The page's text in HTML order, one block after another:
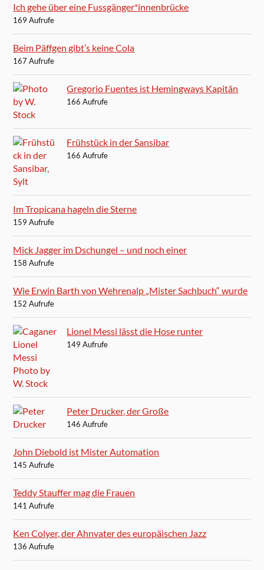
Ich gehe über eine Fussgänger*innenbrücke
169 Aufrufe
Beim Päffgen gibt’s keine Cola
167 Aufrufe
Gregorio Fuentes ist Hemingways Kapitän
166 Aufrufe
Frühstück in der Sansibar
166 Aufrufe
Im Tropicana hageln die Sterne
159 Aufrufe
Mick Jagger im Dschungel – und noch einer
158 Aufrufe
Wie Erwin Barth von Wehrenalp „Mister Sachbuch“ wurde
152 Aufrufe
Lionel Messi lässt die Hose runter
149 Aufrufe
Peter Drucker, der Große
146 Aufrufe
John Diebold ist Mister Automation
145 Aufrufe
Teddy Stauffer mag die Frauen
141 Aufrufe
Ken Colyer, der Ahnvater des europäischen Jazz
136 Aufrufe